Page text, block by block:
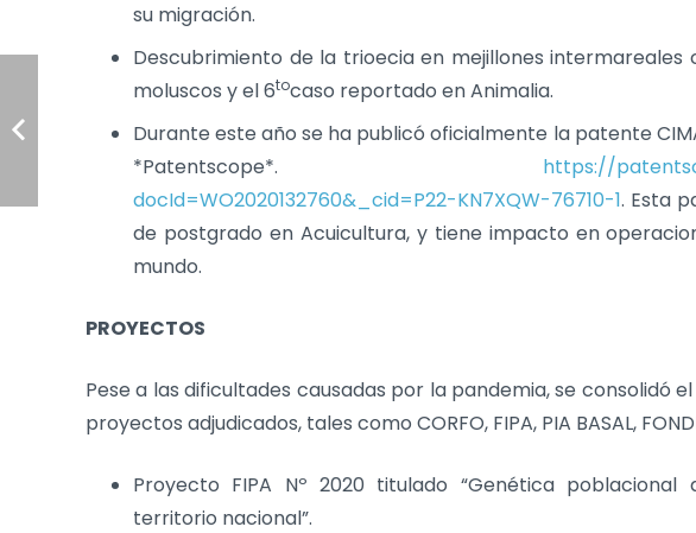
su migración.
Descubrimiento de la trioecia en mejillones intermareales
moluscos y el 6tocaso reportado en Animalia.
Durante este año se ha publicó oficialmente la patente
*Patentscope*. https://
docId=WO2020132760&_cid=P22-KN7XQW-76710-1. Esta
de postgrado en Acuicultura, y tiene impacto en
mundo.
PROYECTOS
Pese a las dificultades causadas por la pandemia, se consolidó
proyectos adjudicados, tales como CORFO, FIPA, PIA BASAL,
Proyecto FIPA Nº 2020 titulado “Genética poblacional
territorio nacional”.